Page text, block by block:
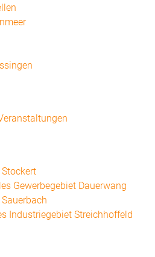
Gewerbegebiet Dauerwang
Industriegebiet Streichhoffeld